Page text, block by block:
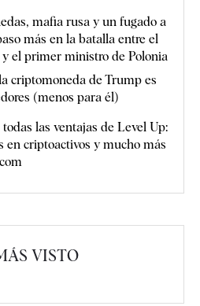
mafia rusa y un fugado a
más en la batalla entre el
el primer ministro de Polonia
criptomoneda de Trump es
(menos para él)
las ventajas de Level Up:
en criptoactivos y mucho más
VISTO